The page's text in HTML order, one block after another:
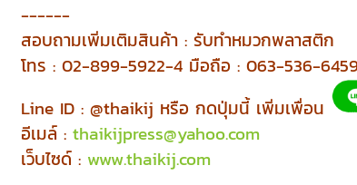
------
สอบถามเพิ่มเติมสินค้า : รับทำหมวกพลาสติก
โทร : 02-899-5922-4 มือถือ : 063-536-
Line ID : @thaikij หรือ กดปุ่มนี้ เพิ่มเพื่อน
อีเมล์ :thaikijpress@yahoo.com
เว็บไซด์ : www.thaikij.com